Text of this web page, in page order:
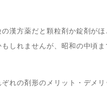
漢方薬だと顆粒剤か錠剤が
しれませんが、昭和の中頃
れの剤形のメリット・デメ